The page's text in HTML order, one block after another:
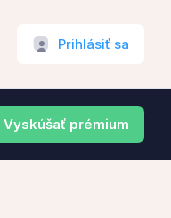
Prihlásiť sa
Vyskúšať prémium